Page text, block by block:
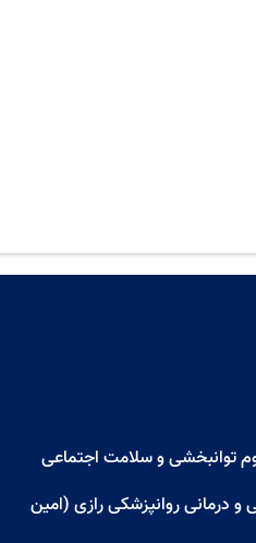
توانبخشی و سلامت اجتماعی
و درمانی روانپزشکی رازی (امین